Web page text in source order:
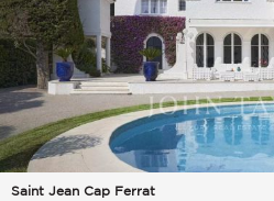
Saint Jean Cap Ferrat